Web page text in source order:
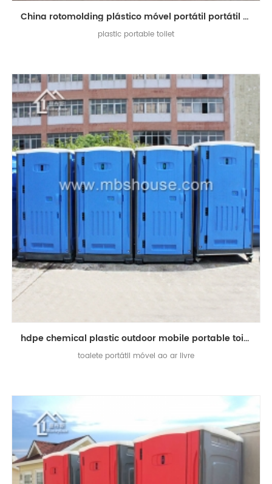
China rotomolding plástico móvel portátil portátil móvel
plastic portable toilet
hdpe chemical plastic outdoor mobile portable toilet
toalete portátil móvel ao ar livre